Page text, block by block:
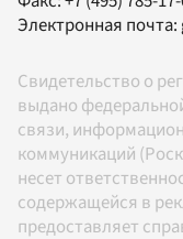
Электронная почта:
Свидетельство о
выдано
связи,
коммуникаций
несет
содержащейся в
предоставляет